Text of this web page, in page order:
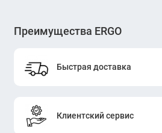
Преимущества ERGO
Быстрая доставка
Клиентский сервис